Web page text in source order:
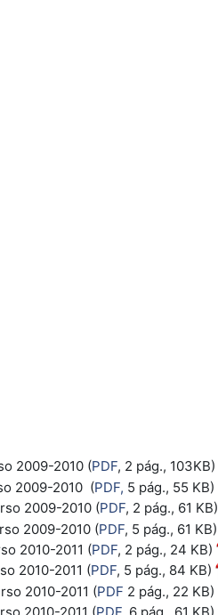
2009-2010 (PDF, 2 pág., 103KB)
2009-2010 (PDF, 5 pág., 55 KB)
2009-2010 (PDF, 2 pág., 61 KB)
2009-2010 (PDF, 5 pág., 61 KB)
2010-2011 (PDF, 2 pág., 24 KB)
2010-2011 (PDF, 5 pág., 84 KB)
2010-2011 (PDF 2 pág., 22 KB)